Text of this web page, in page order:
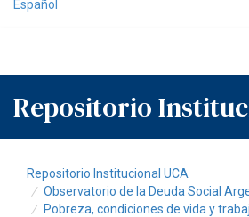
Español
Repositorio
Repositorio Institucional UCA
Observatorio de la Deuda Social
Pobreza, condiciones de vida y